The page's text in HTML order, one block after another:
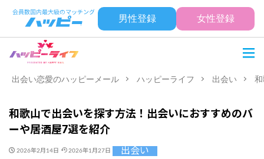
男性登録 女性登録
出会い恋愛のハッピーメール ハッピーライフ 出会い
和歌山で出会いを探す方法！出会いにおすすめのバ
ーや居酒屋7選を紹介
2026年2月14日 2026年1月27日 出会い